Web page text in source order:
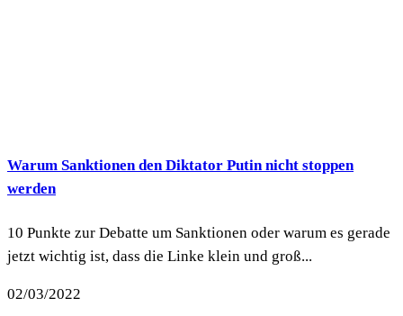
Warum Sanktionen den Diktator Putin nicht stoppen
werden
10 Punkte zur Debatte um Sanktionen oder warum es gerade
jetzt wichtig ist, dass die Linke klein und groß...
02/03/2022